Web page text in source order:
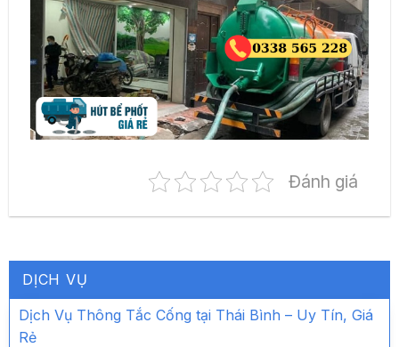
Đánh giá
DỊCH VỤ
Dịch Vụ Thông Tắc Cống tại Thái Bình – Uy Tín, Giá
Rẻ